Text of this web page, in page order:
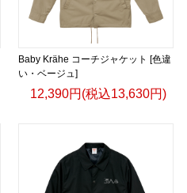
Baby Krähe コーチジャケット [色違
い・ベージュ]
12,390円(税込13,630円)